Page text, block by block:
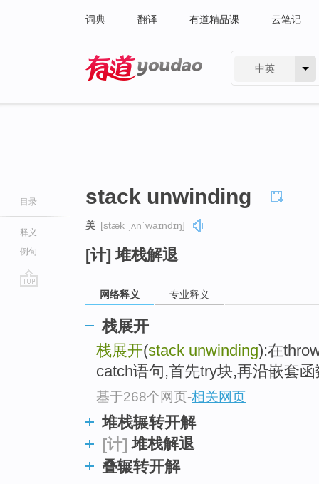
词典 翻译 有道精品课 云笔记
中英
目录
释义
例句
stack unwinding
美 [stæk ˌʌnˈwaɪndɪŋ]
[计] 堆栈解退
网络释义 专业释义
栈展开
栈展开(stack unwinding):在
catch语句,首先try块,再沿嵌套
基于268个网页-相关网页
堆栈辗转开解
[计] 堆栈解退
叠辗转开解